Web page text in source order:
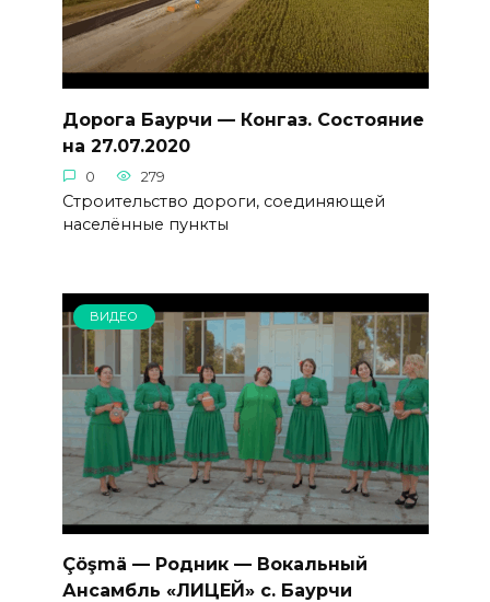
Дорога Баурчи — Конгаз. Состояние
на 27.07.2020
0 279
Строительство дороги, соединяющей
населённые пункты
ВИДЕО
Çöşmä — Родник — Вокальный
Ансамбль «ЛИЦЕЙ» с. Баурчи